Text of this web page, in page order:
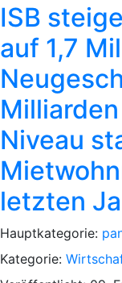
ISB
auf 1,7
Niveau
letzten
Hauptkategorie:
Kategorie: